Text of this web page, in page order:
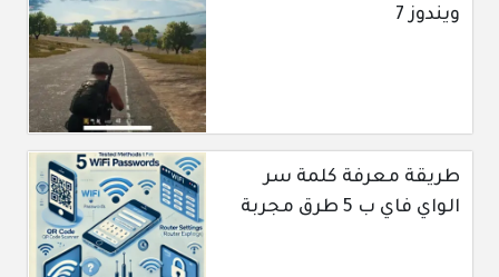
ويندوز 7
طريقة معرفة كلمة سر
الواي فاي ب 5 طرق مجربة